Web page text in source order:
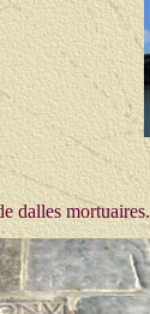
dalles mortuaires.